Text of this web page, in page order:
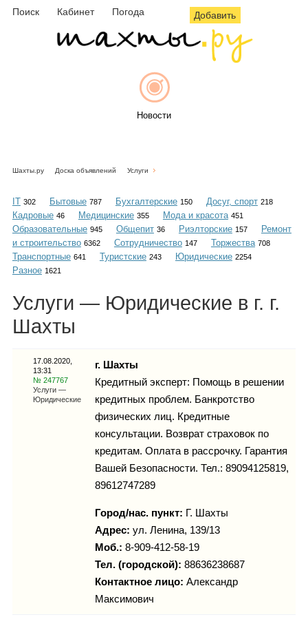
Поиск Кабинет Погода Добавить
Новости
Объявления
Каталог
Инфо
Карты
Шахты.ру Доска объявлений Услуги
IT 302 Бытовые 787 Бухгалтерские 150 Досуг, спорт 218
Кадровые 46 Медицинские 355 Мода и красота 451
Образовательные 945 Общепит 36 Риэлторские 157
Ремонт
и строительство 6362 Сотрудничество 147 Торжества 708
Транспортные 641 Туристские 243 Юридические 2254
Разное 1621
Услуги — Юридические в г. г.
Шахты
17.08.2020,
13:31
№ 247767
Услуги —
Юридические
г. Шахты
Кредитный эксперт: Помощь в решении
кредитных проблем. Банкротство
физических лиц. Кредитные
консультации. Возврат страховок по
кредитам. Оплата в рассрочку. Гарантия
Вашей Безопасности. Тел.: 89094125819,
89612747289
Город/нас. пункт: Г. Шахты
Адрес: ул. Ленина, 139/13
Моб.: 8-909-412-58-19
Тел. (городской): 88636238687
Контактное лицо: Александр
Максимович